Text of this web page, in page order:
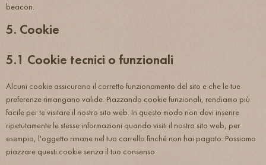
beacon.
5. Cookie
5.1 Cookie tecnici o funzionali
Alcuni cookie assicurano il corretto funzionamento del sito e che le tue
preferenze rimangano valide. Piazzando cookie funzionali, rendiamo più
facile per te visitare il nostro sito web. In questo modo non devi inserire
ripetutamente le stesse informazioni quando visiti il nostro sito web, per
esempio, l'oggetto rimane nel tuo carrello finché non hai pagato. Possiamo
piazzare questi cookie senza il tuo consenso.